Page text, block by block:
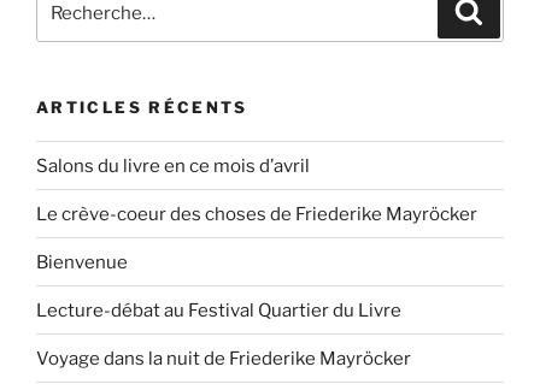
ARTICLES RÉCENTS
Salons du livre en ce mois d’avril
Le crève-coeur des choses de Friederike Mayröcker
Bienvenue
Lecture-débat au Festival Quartier du Livre
Voyage dans la nuit de Friederike Mayröcker